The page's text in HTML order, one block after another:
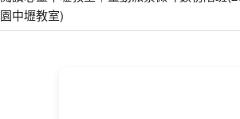
園中壢教室)